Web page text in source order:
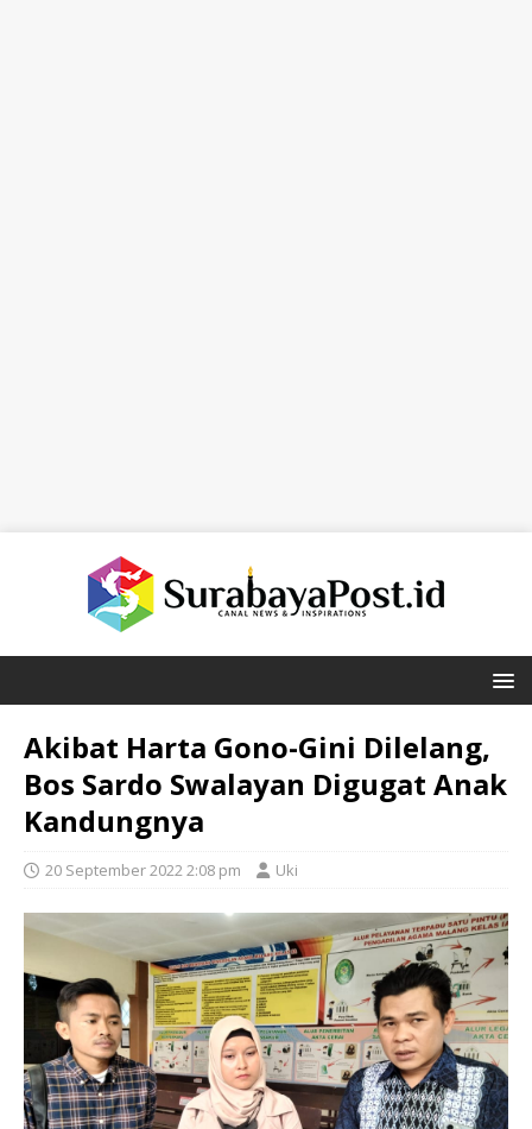
Akibat Harta Gono-Gini Dilelang,
Bos Sardo Swalayan Digugat Anak
Kandungnya
20 September 2022 2:08 pm Uki